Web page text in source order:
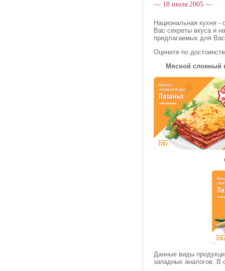
— 18 июля 2005 —
Национальная кухня -
Вас секреты вкуса и
предлагаемых для
Оцените по
Мясной слоеный
Данные виды
западных аналогов. В